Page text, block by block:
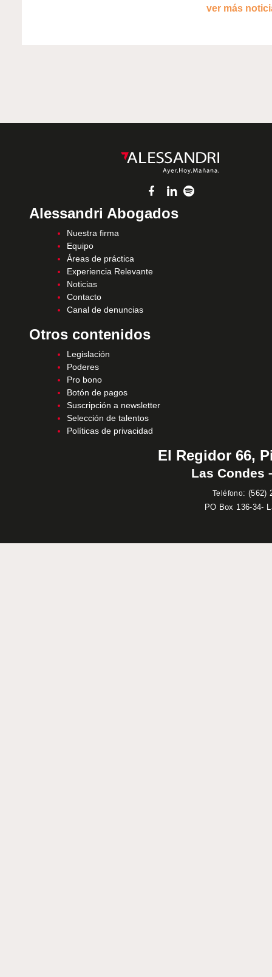
ver más
Alessandri Abogados
Nuestra firma
Equipo
Áreas de práctica
Experiencia Relevante
Noticias
Contacto
Canal de denuncias
Otros contenidos
Legislación
Poderes
Pro bono
Botón de pagos
Suscripción a newsletter
Selección de talentos
Políticas de privacidad
El Regidor 66,
Las Condes
Teléfono: (562)
PO Box 136-34-